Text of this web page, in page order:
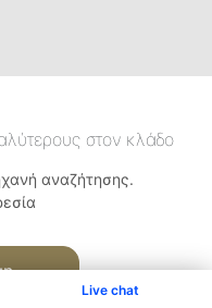
Live chat
στον κλάδο
αναζήτησης.